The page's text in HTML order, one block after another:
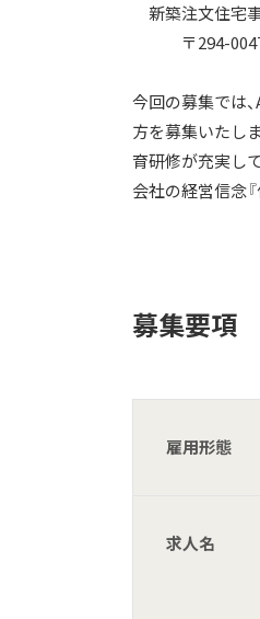
新築注文住宅
〒294-0047
今回の募集では
方を募集いたし
育研修が充実し
会社の経営信念
募集要項
雇用形態
求人名